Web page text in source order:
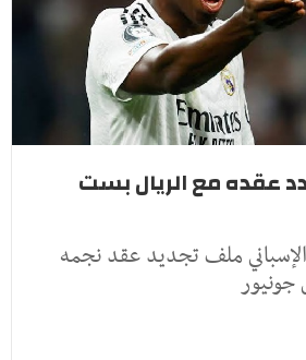
عقده مع الريال بست
ملف تجديد عقد نجمه
جونيور